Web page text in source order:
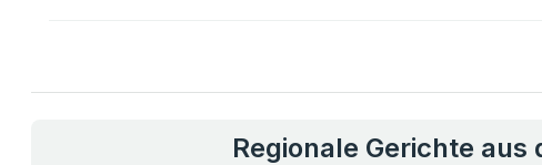
Regionale Gerichte aus